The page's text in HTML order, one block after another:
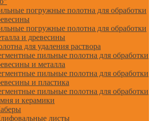
погружные полотна для обработки
погружные полотна для обработки
и древесины
для удаления раствора
пильные полотна для обработки
и металла
пильные полотна для обработки
и пластика
пильные полотна для обработки
и керамики
листы